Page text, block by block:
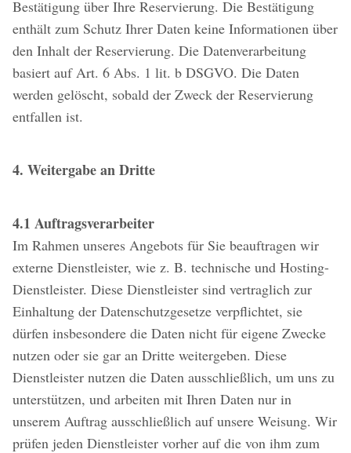
Bestätigung über Ihre Reservierung. Die Bestätigung
enthält zum Schutz Ihrer Daten keine Informationen über
den Inhalt der Reservierung. Die Datenverarbeitung
basiert auf Art. 6 Abs. 1 lit. b DSGVO. Die Daten
werden gelöscht, sobald der Zweck der Reservierung
entfallen ist.
4. Weitergabe an Dritte
4.1 Auftragsverarbeiter
Im Rahmen unseres Angebots für Sie beauftragen wir
externe Dienstleister, wie z. B. technische und Hosting-
Dienstleister. Diese Dienstleister sind vertraglich zur
Einhaltung der Datenschutzgesetze verpflichtet, sie
dürfen insbesondere die Daten nicht für eigene Zwecke
nutzen oder sie gar an Dritte weitergeben. Diese
Dienstleister nutzen die Daten ausschließlich, um uns zu
unterstützen, und arbeiten mit Ihren Daten nur in
unserem Auftrag ausschließlich auf unsere Weisung. Wir
prüfen jeden Dienstleister vorher auf die von ihm zum